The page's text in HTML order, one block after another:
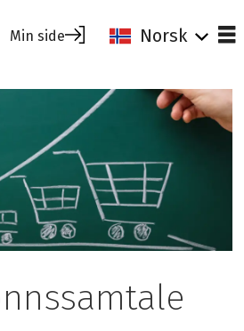
Min side Norsk